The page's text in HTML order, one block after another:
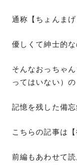
通称【ちょんま
優しくて紳士的な
そんなおっちゃ
ってはいない）の
記憶を残した備忘
こちらの記事は
前編もあわせて